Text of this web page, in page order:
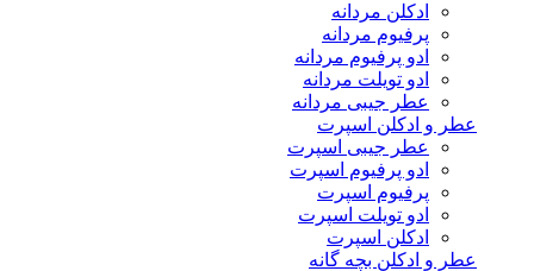
ادکلن مردانه
پرفیوم مردانه
ادو پرفیوم مردانه
ادو تویلت مردانه
عطر جیبی مردانه
عطر و ادکلن اسپرت
عطر جیبی اسپرت
ادو پرفیوم اسپرت
پرفیوم اسپرت
ادو تویلت اسپرت
ادکلن اسپرت
عطر و ادکلن بچه گانه